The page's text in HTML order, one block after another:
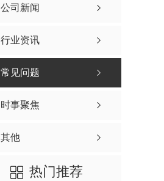
公司新闻
行业资讯
常见问题
时事聚焦
其他
热门推荐